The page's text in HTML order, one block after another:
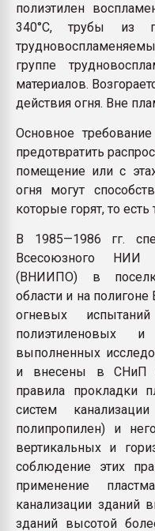
полиэтилен
340°С, трубы из
группе
материалов.
действия огня. Вне
Основное
предотвратить
помещение или с
огня могут
которые горят, то
В 1985—1986 гг.
Всесоюзного НИИ
(ВНИИПО) в
области и на
огневых
полиэтиленовых
выполненных
и внесены в СНиП
правила прокладки
систем
полипропилен) и
вертикальных и
соблюдение этих
применение
канализации зданий
зданий высотой